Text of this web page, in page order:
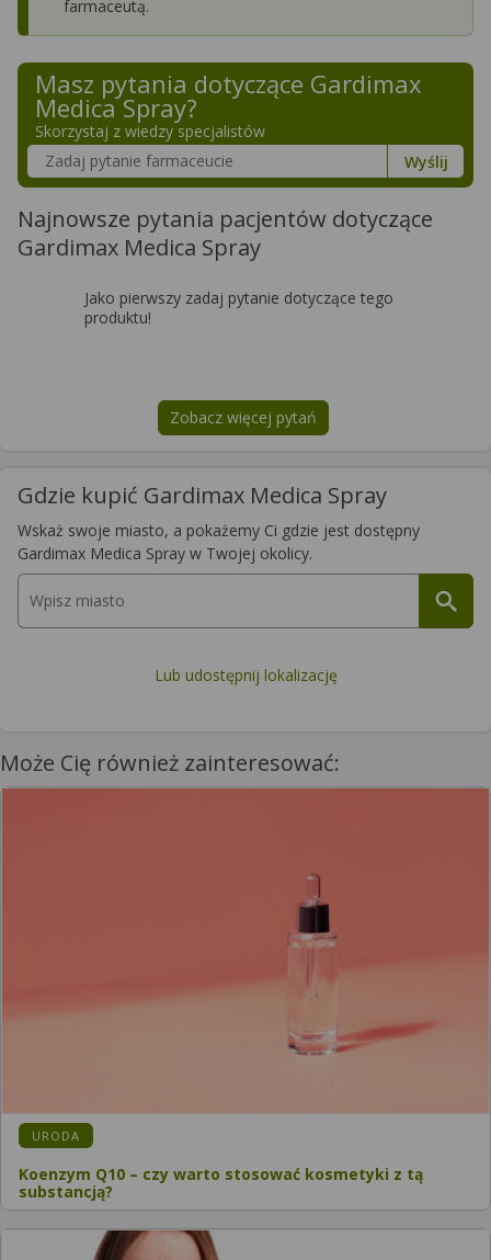
farmaceutą.
Masz pytania dotyczące Gardimax
Medica Spray?
Skorzystaj z wiedzy specjalistów
Szukaj w poradnikach o zdrowiu
Wyślij
Najnowsze pytania pacjentów dotyczące
Gardimax Medica Spray
Jako pierwszy zadaj pytanie dotyczące tego
produktu!
Zobacz więcej pytań
na tematGardimax Medica Spray
Gdzie kupić Gardimax Medica Spray
Wskaż swoje miasto, a pokażemy Ci gdzie jest dostępny
Gardimax Medica Spray w Twojej okolicy.
Lub udostępnij lokalizację
Może Cię również zainteresować:
KATEGORIA:
URODA
Koenzym Q10 – czy warto stosować kosmetyki z tą
substancją?